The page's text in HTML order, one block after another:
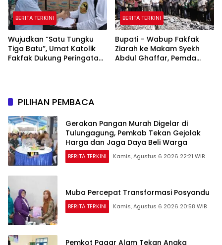
BERITA TERKINI
Wujudkan “Satu Tungku
Tiga Batu”, Umat Katolik
Fakfak Dukung Peringatan
BERITA TERKINI
Bupati – Wabup Fakfak
Ziarah ke Makam Syekh
Abdul Ghaffar, Pemda
PILIHAN PEMBACA
Gerakan Pangan Murah Digelar di
Tulungagung, Pemkab Tekan Gejolak
Harga dan Jaga Daya Beli Warga
BERITA TERKINI Kamis, Agustus 6 2026 22:21 WIB
Muba Percepat Transformasi Posyandu
BERITA TERKINI Kamis, Agustus 6 2026 20:58 WIB
Pemkot Pagar Alam Tekan Angka